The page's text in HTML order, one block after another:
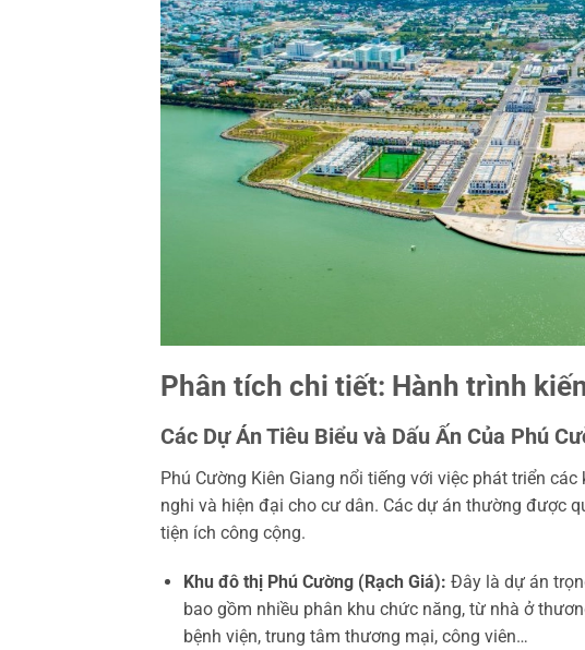
Phân tích chi tiết: Hành trình
Các Dự Án Tiêu Biểu và Dấu Ấn Của Phú
Phú Cường Kiên Giang nổi tiếng với việc phát triển
nghi và hiện đại cho cư dân. Các dự án thường được
tiện ích công cộng.
Khu đô thị Phú Cường (Rạch Giá): Đây là dự án
bao gồm nhiều phân khu chức năng, từ nhà ở
bệnh viện, trung tâm thương mại, công viên…